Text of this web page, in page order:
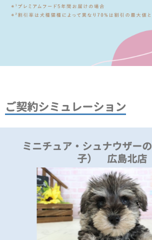
ご契約シミュレーション
ミニチュア・シュナウザー
子） 広島北店